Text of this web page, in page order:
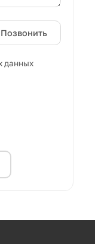
Позвонить
данных